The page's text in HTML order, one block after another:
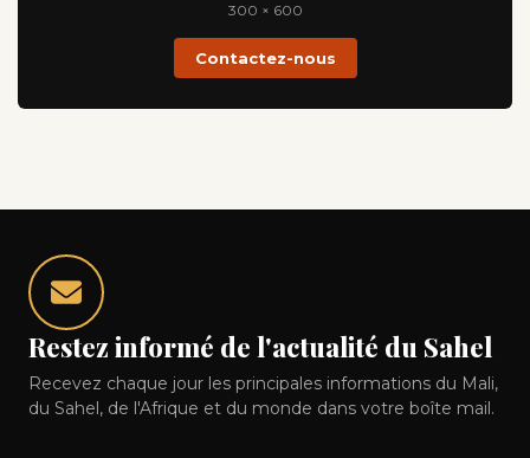
300 × 600
Contactez-nous
Restez informé de l'actualité du Sahel
Recevez chaque jour les principales informations du Mali,
du Sahel, de l'Afrique et du monde dans votre boîte mail.